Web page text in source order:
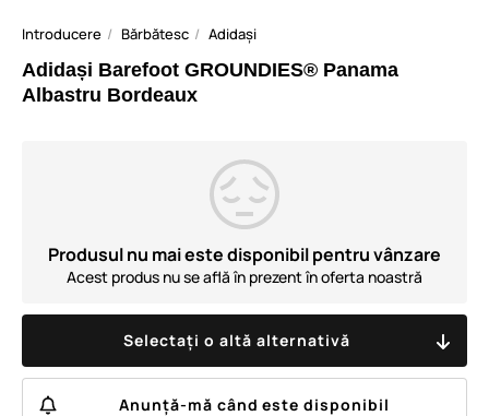
Introducere Bărbătesc Adidași
Adidași Barefoot GROUNDIES® Panama
Albastru Bordeaux
Produsul nu mai este disponibil pentru vânzare
Acest produs nu se află în prezent în oferta noastră
Selectați o altă alternativă
Anunță-mă când este disponibil